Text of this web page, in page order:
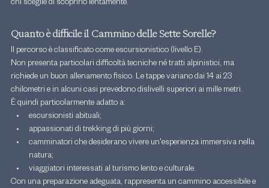
chi sceglie di scoprirlo lentamente.
Quanto è difficile il Cammino delle Sette Sorelle?
Il percorso è classificato come escursionistico (livello E).
Non presenta particolari difficoltà tecniche né tratti alpinistici, ma
richiede un buon allenamento fisico. Le tappe variano dai 14 ai 23
chilometri e in alcuni casi prevedono dislivelli superiori ai mille metri.
È quindi particolarmente adatto a:
escursionisti abituali;
appassionati di trekking di più giorni;
camminatori che desiderano vivere un'esperienza immersiva nella
natura;
viaggiatori interessati al turismo lento e culturale.
Con una preparazione adeguata, rappresenta un cammino accessibile e